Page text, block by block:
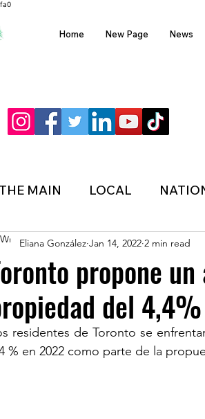
Home New Page News
THE MAIN LOCAL
FINANCE
WEATHER POLITIC
INTEREST TURISM
propone
del 4,4%
Eliana González Jan 14, 2022 2 min read
residentes de Toronto se
% en 2022 como parte de la